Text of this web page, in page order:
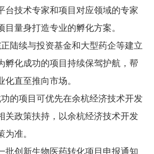
台技术专家和项目对应领域的专家
目量身打造专业的孵化方案。
陆续与投资基金和大型药企等建立
孵化成功的项目持续保驾护航，帮
化直至推向市场。
的项目可优先在余杭经济技术开发
关政策扶持，以余杭经济技术开发
为准。
批创新生物医药转化项目申报通知